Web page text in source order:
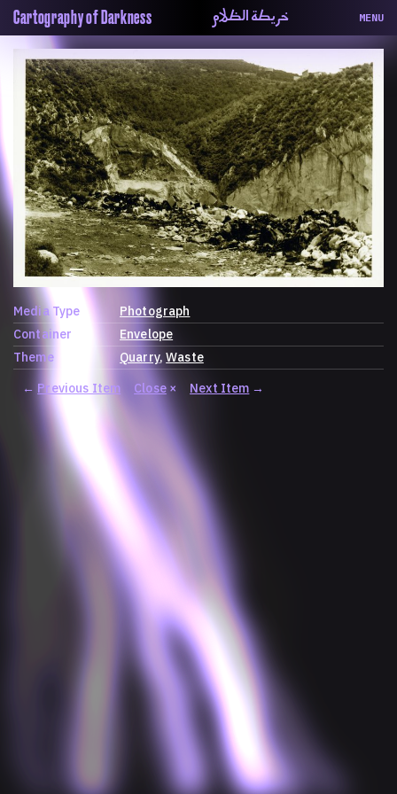
Cartography of Darkness خريطة الظلام MENU
About
ماهيتنا
Map
الخريطة
Periodical
السلسة
Repository
الحاوية
Contributors
المساهمين
Colophon
التختيم
Media Type
Photograph
Container
Envelope
Theme
Quarry Waste
← Previous Item Close× Next Item →